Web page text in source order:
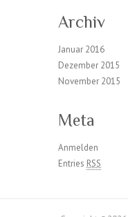
Archiv
Januar 2016
Dezember 2015
November 2015
Meta
Anmelden
Entries RSS